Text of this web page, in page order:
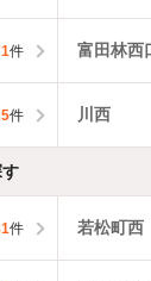
件 富田林西
件 川西
件 若松町西